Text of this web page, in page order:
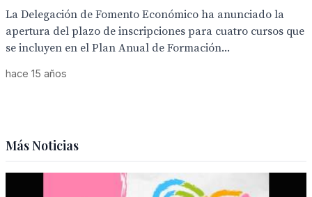
La Delegación de Fomento Económico ha anunciado la
apertura del plazo de inscripciones para cuatro cursos que
se incluyen en el Plan Anual de Formación...
hace 15 años
Más Noticias